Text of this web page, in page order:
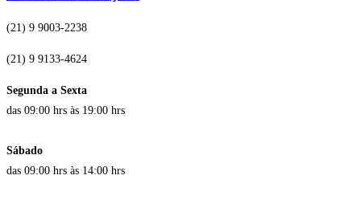
(21) 9 9003-2238
(21) 9 9133-4624
Segunda a Sexta
das 09:00 hrs às 19:00 hrs
Sábado
das 09:00 hrs às 14:00 hrs